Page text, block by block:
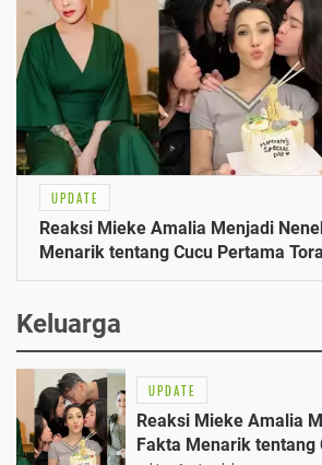
UPDATE
Reaksi Mieke Amalia Menjadi
Menarik tentang Cucu Pertama
Keluarga
UPDATE
Reaksi Mieke Amalia
Fakta Menarik tentang